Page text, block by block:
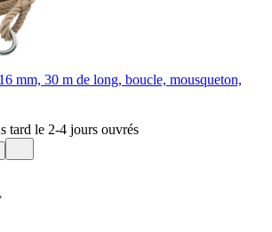
mm, 30 m de long, boucle, mousqueton,
tard le 2-4 jours ouvrés